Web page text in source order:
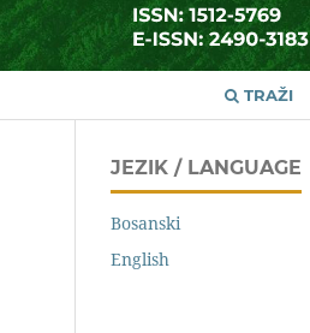
TRAŽI
JEZIK / LANGUAGE
Bosanski
English